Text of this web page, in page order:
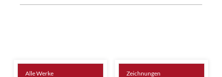
Alle Werke Zeichnungen